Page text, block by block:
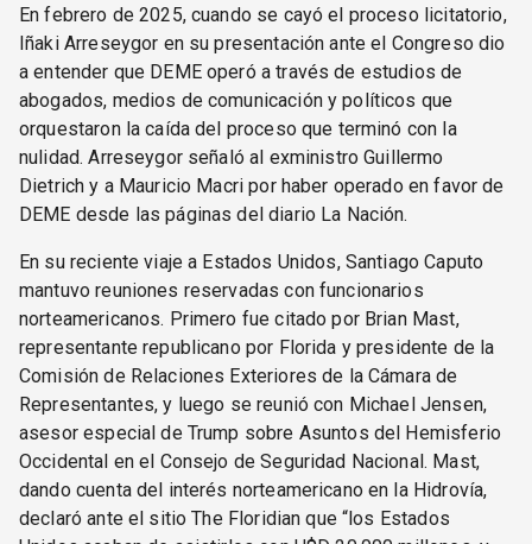
En febrero de 2025, cuando se cayó el proceso licitatorio,
Iñaki Arreseygor en su presentación ante el Congreso dio
a entender que DEME operó a través de estudios de
abogados, medios de comunicación y políticos que
orquestaron la caída del proceso que terminó con la
nulidad. Arreseygor señaló al exministro Guillermo
Dietrich y a Mauricio Macri por haber operado en favor de
DEME desde las páginas del diario La Nación.
En su reciente viaje a Estados Unidos, Santiago Caputo
mantuvo reuniones reservadas con funcionarios
norteamericanos. Primero fue citado por Brian Mast,
representante republicano por Florida y presidente de la
Comisión de Relaciones Exteriores de la Cámara de
Representantes, y luego se reunió con Michael Jensen,
asesor especial de Trump sobre Asuntos del Hemisferio
Occidental en el Consejo de Seguridad Nacional. Mast,
dando cuenta del interés norteamericano en la Hidrovía,
declaró ante el sitio The Floridian que “los Estados